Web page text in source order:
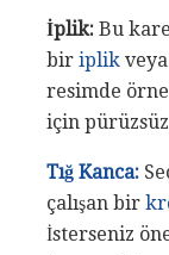
İplik: Bu
bir iplik veya
resimde
için
Tığ Kanca:
çalışan bir
İsterseniz